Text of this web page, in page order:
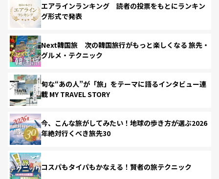
エアラインランキング 読者の投票をもとにランキン
グ形式で発表
Next韓国旅 次の韓国旅行がもっと楽しくなる 旅先・
グルメ・テクニック
旬な“あの人”が「旅」をテーマに語るインタビュー連
載 MY TRAVEL STORY
今、こんな旅がしてみたい！地球の歩き方が選ぶ2026
年絶対行くべき旅先30
コスパもタイパもかなえる！賢者の旅テクニック